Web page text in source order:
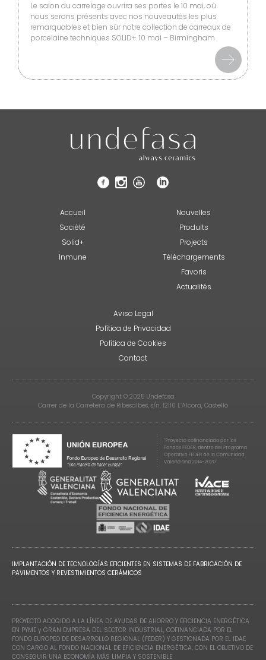
Le salon du carrelage ouvrira ses portes le 10 mai, où
nous serons présents avec nos nouveautés les plus
remarquables et bien sûr notre collection de carreaux de
porcelaine techniques SOLID+. 10 mai – Birmingham
Accueil
Société
Solid+
Inmune
Nouvelles
Produits
Projects
Téléchargements
Favoris
Actualités
Aviso Legal
Política de Privacidad
Política de Cookies
Contact
Copyright © 2025 Undefasa
Carrer de la Carretera de Ribesalbes, s/n, 12110 L’Alcora, Castelló
IMPLANTACIÓN DE TECNOLOGÍAS EFICIENTES EN SISTEMAS DE FABRICACIÓN DE
PAVIMENTOS Y REVESTIMIENTOS CERÁMICOS
PROYECTO ACOGIDO A LA LÍNEA DE AYUDAS DE AHORRO Y EFICIENCIA ENERGÉTICA
EN PYME y GRAN EMPRESA DEL SECTOR INDUSTRIAL, COFINANCIADA POR EL
FONDO EUROPEO DE DESARROLLO REGIONAL (FEDER) Y GESTIONADA POR EL IDAE
CON CARGO AL FONDO NACIONAL DE EFICIENCIA ENERGÉTICA, CON EL OBJETIVO DE
CONSEGUIR UNA ECONOMÍA MÁS LIMPIA Y SOSTENIBLE